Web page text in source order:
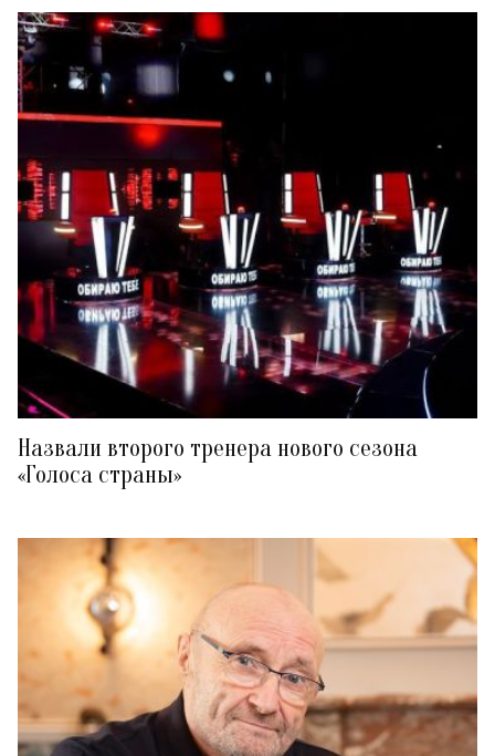
Назвали второго тренера нового сезона
«Голоса страны»